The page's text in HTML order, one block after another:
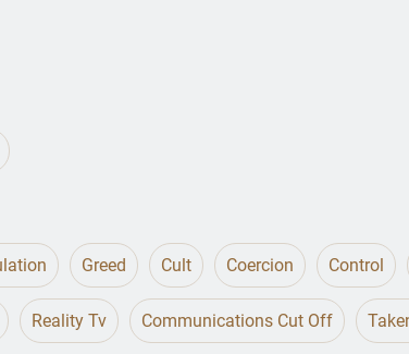
Greed Cult Coercion Control
Reality Tv Communications Cut Off